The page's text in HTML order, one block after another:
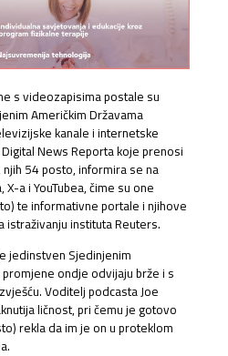
s videozapisima postale su
Američkim Državama
kanale i internetske
News Reporta koje prenosi
njih 54 posto, informira se na
a i YouTubea, čime su one
te informativne portale i njihove
istraživanju instituta Reuters.
jedinstven Sjedinjenim
ondje odvijaju brže i s
Voditelj podcasta Joe
ličnost, pri čemu je gotovo
rekla da im je on u proteklom